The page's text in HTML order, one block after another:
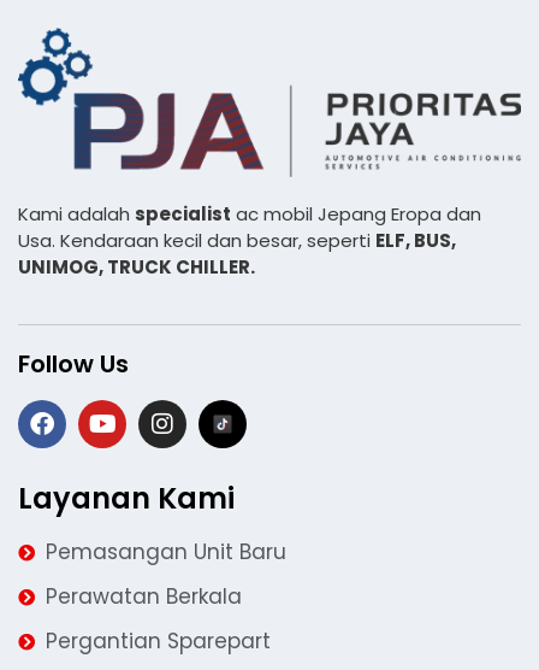
Kami adalah specialist ac mobil Jepang Eropa dan
Usa. Kendaraan kecil dan besar, seperti ELF, BUS,
UNIMOG, TRUCK CHILLER.
Follow Us
Layanan Kami
Pemasangan Unit Baru
Perawatan Berkala
Pergantian Sparepart